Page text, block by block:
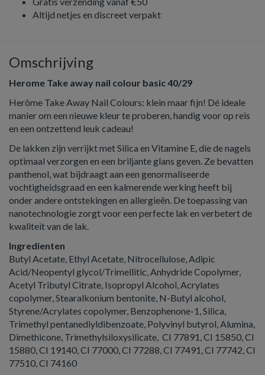
Altijd netjes en discreet verpakt
Omschrijving
Herome Take away nail colour basic 40/29
Herôme Take Away Nail Colours: klein maar fijn! Dé ideale
manier om een nieuwe kleur te proberen, handig voor op reis
en een ontzettend leuk cadeau!
De lakken zijn verrijkt met Silica en Vitamine E, die de nagels
optimaal verzorgen en een briljante glans geven. Ze bevatten
panthenol, wat bijdraagt aan een genormaliseerde
vochtigheidsgraad en een kalmerende werking heeft bij
onder andere ontstekingen en allergieën. De toepassing van
nanotechnologie zorgt voor een perfecte lak en verbetert de
kwaliteit van de lak.
Ingredienten
Butyl Acetate, Ethyl Acetate, Nitrocellulose, Adipic
Acid/Neopentyl glycol/Trimellitic, Anhydride Copolymer,
Acetyl Tributyl Citrate, Isopropyl Alcohol, Acrylates
copolymer, Stearalkonium bentonite, N-Butyl alcohol,
Styrene/Acrylates copolymer, Benzophenone-1, Silica,
Trimethyl pentanediyldibenzoate, Polyvinyl butyrol, Alumina,
Dimethicone, Trimethylsiloxysilicate, CI 77891, CI 15850, CI
15880, CI 19140, CI 77000, CI 77288, CI 77491, CI 77742, CI
77510, CI 74160